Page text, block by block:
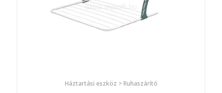
Háztartási eszköz > Ruhaszárító